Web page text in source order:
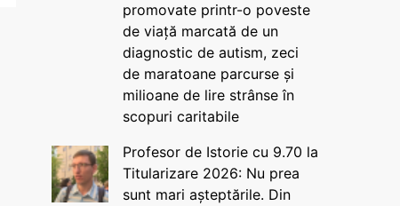
promovate printr-o poveste
de viață marcată de un
diagnostic de autism, zeci
de maratoane parcurse și
milioane de lire strânse în
scopuri caritabile
Profesor de Istorie cu 9.70 la
Titularizare 2026: Nu prea
sunt mari așteptările. Din